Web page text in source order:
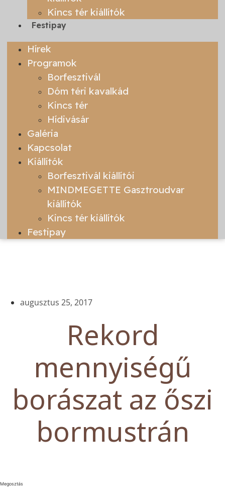
Kincs tér kiállítók
Festipay
Hírek
Programok
Borfesztivál
Dóm téri kavalkád
Kincs tér
Hídivásár
Galéria
Kapcsolat
Kiállítók
Borfesztivál kiállítói
MINDMEGETTE Gasztroudvar
kiállítók
Kincs tér kiállítók
Festipay
augusztus 25, 2017
Rekord
mennyiségű
borászat az őszi
bormustrán
Megosztás